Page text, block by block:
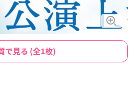
で見る (全1枚)